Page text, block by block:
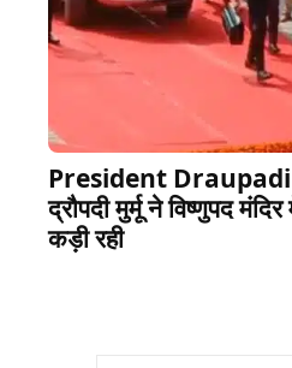
President Draupadi
द्रौपदी मुर्मू ने विष्णुपद
कड़ी रही